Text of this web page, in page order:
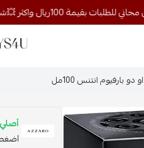
روائح
بارفيوم انتنس 100مل
أصلي 100%